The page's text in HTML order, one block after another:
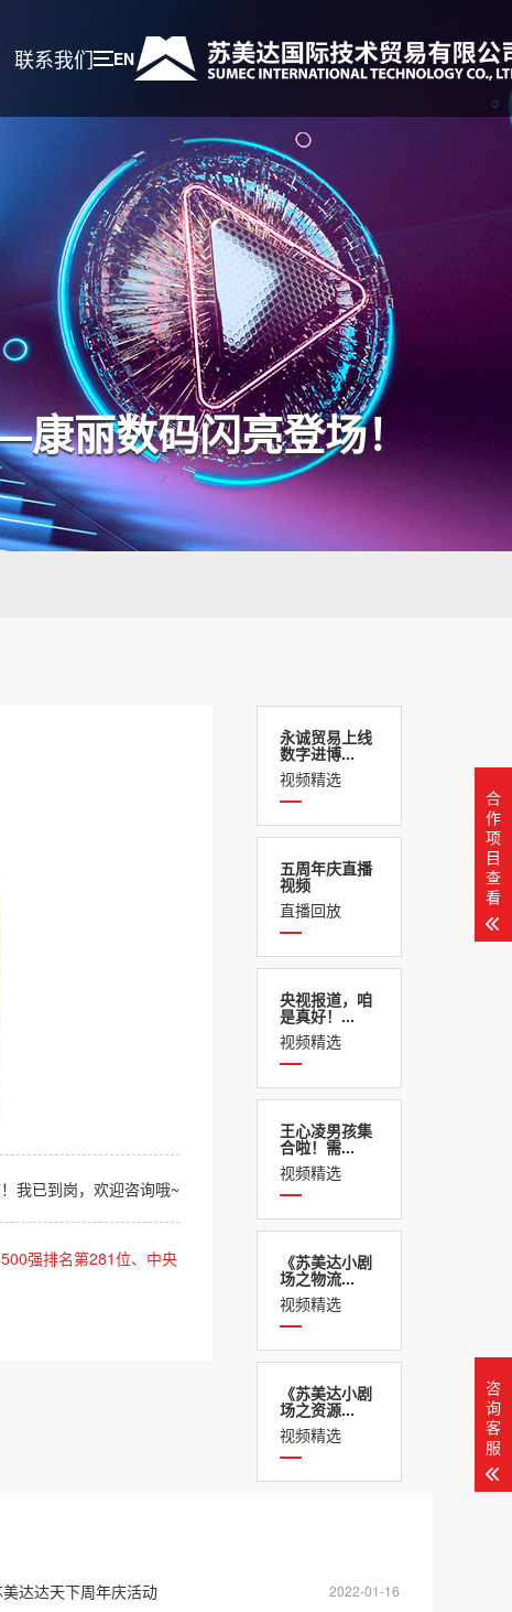
联系我们 EN
康丽数码闪亮登场！
永诚贸易上线
数字进博...
视频精选
五周年庆直播
视频
直播回放
央视报道，咱
是真好！...
视频精选
王心凌男孩集
合啦！需...
视频精选
《苏美达小剧
场之物流...
视频精选
《苏美达小剧
场之资源...
视频精选
我已到岗，欢迎咨询哦~
强排名第281位、中央
2022-01-16
达达天下周年庆活动
合
作
项
目
查
看
咨
询
客
服